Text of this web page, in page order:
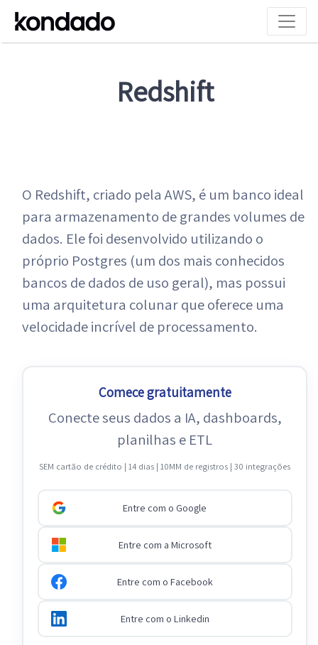
Redshift
O Redshift, criado pela AWS, é um banco ideal
para armazenamento de grandes volumes de
dados. Ele foi desenvolvido utilizando o
próprio Postgres (um dos mais conhecidos
bancos de dados de uso geral), mas possui
uma arquitetura colunar que oferece uma
velocidade incrível de processamento.
Comece gratuitamente
Conecte seus dados a IA, dashboards,
planilhas e ETL
SEM cartão de crédito | 14 dias | 10MM de registros | 30 integrações
Entre com o Google
Entre com a Microsoft
Entre com o Facebook
Entre com o Linkedin